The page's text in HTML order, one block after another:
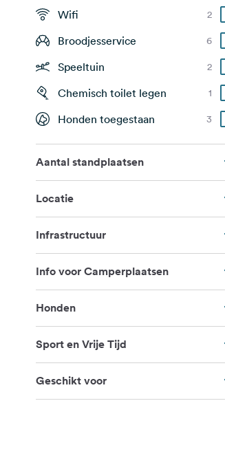
Wifi 2
Broodjesservice 6
Speeltuin 2
Chemisch toilet legen 1
Honden toegestaan 3
Aantal standplaatsen
Locatie
Infrastructuur
Info voor Camperplaatsen
Honden
Sport en Vrije Tijd
Geschikt voor